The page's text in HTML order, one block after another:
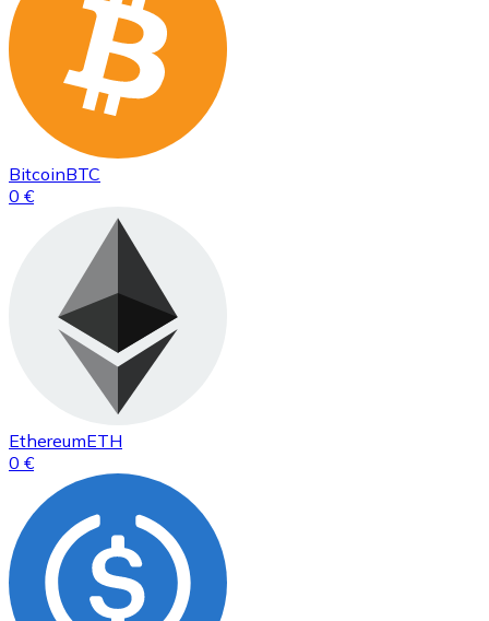
BitcoinBTC
0 €
EthereumETH
0 €